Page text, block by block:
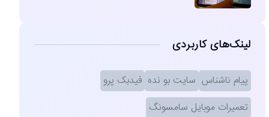
لینک‌های کاربردی
پیام ناشناس سایت بو نده فیدبک پرو
تعمیرات موبایل سامسونگ